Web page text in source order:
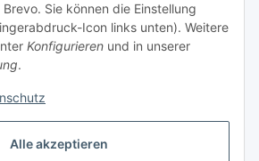
Alle akzeptieren
Sie können die Einstellung
Icon links unten). Weitere
Konfigurieren und in unserer
.
Vertrag widerrufen